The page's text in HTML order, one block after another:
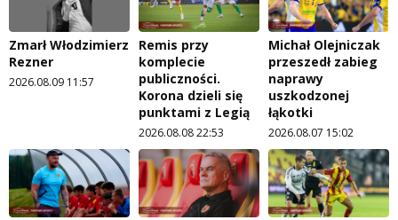
Zmarł Włodzimierz
Rezner
2026.08.09 11:57
Remis przy
komplecie
publiczności.
Korona dzieli się
punktami z Legią
2026.08.08 22:53
Michał Olejniczak
przeszedł zabieg
naprawy
uszkodzonej
łąkotki
2026.08.07 15:02